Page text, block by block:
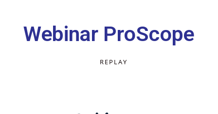
Webinar ProScope
REPLAY